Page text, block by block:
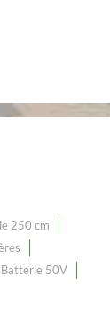
250 cm
Batterie 50V